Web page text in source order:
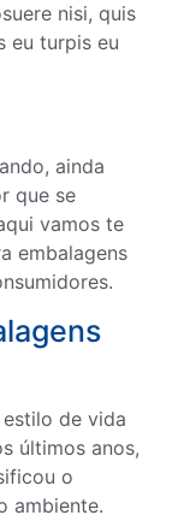
nisi, quis
eu turpis eu
ainda
que se
vamos te
embalagens
de vida
últimos anos,
o
ambiente.